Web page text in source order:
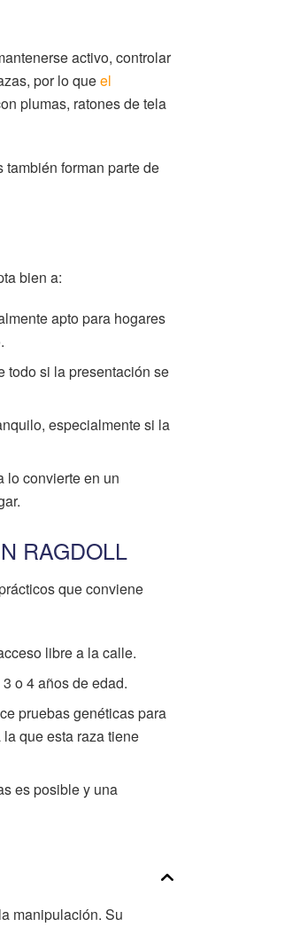
activo, controlar
por lo queel
plumas, ratones de tela
forman parte de
bien a:
apto para hogares
todo si la presentación se
especialmente si la
lo convierte en un
RAGDOLL
que conviene
libre a la calle.
o 4 años de edad.
pruebas genéticas para
que esta raza tiene
es posible y una
manipulación. Su